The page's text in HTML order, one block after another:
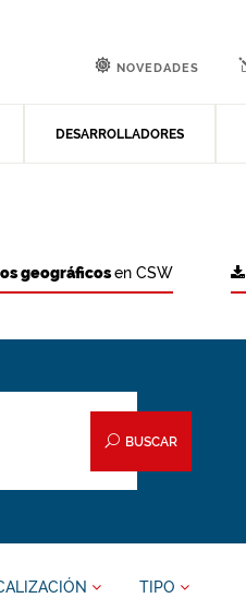
DESARROLLADORES
NOVEDADES
geográficosen CSW
BUSCAR
TIPO